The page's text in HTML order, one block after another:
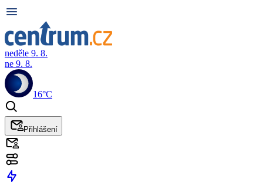
neděle 9. 8.
ne 9. 8.
16°C
Přihlášení